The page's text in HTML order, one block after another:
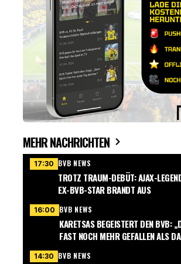
MEHR NACHRICHTEN
17:30 BVB NEWS
TROTZ TRAUM-DEBÜT: AJAX-
EX-BVB-STAR BRANDT AUS
16:00 BVB NEWS
KARETSAS BEGEISTERT DEN BVB:
FAST NOCH MEHR GEFALLEN ALS
14:30 BVB NEWS